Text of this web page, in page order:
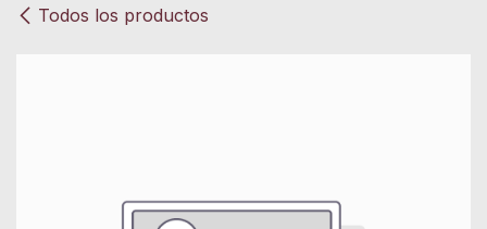
Todos los productos